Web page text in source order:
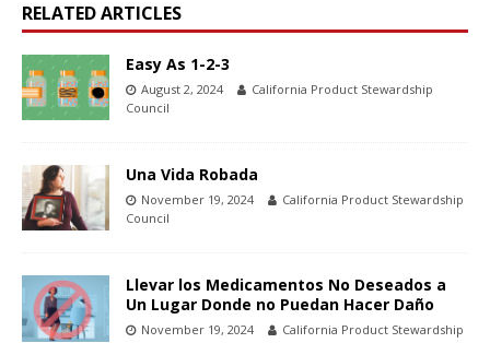
RELATED ARTICLES
Easy As 1-2-3
August 2, 2024
California Product Stewardship
Council
Una Vida Robada
November 19, 2024
California Product Stewardship
Council
Llevar los Medicamentos No Deseados a
Un Lugar Donde no Puedan Hacer Daño
November 19, 2024
California Product Stewardship